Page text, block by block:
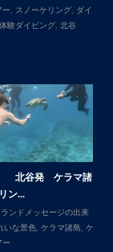
は是非ご利用
ケラマ諸島, ケラマ諸島
ケリング,ナガンヌ島
発 慶良間行き 体
ュ...
ケラマ諸島